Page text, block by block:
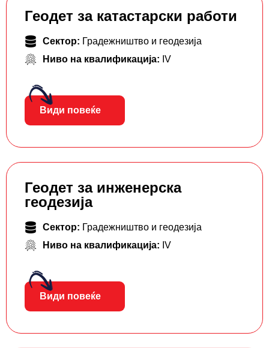
Геодет за катастарски работи
Сектор: Градежништво и геодезија
Ниво на квалификација: IV
Види повеќе
Геодет за инженерска
геодезија
Сектор: Градежништво и геодезија
Ниво на квалификација: IV
Види повеќе